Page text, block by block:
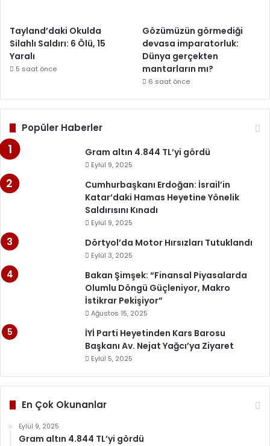
Tayland’daki Okulda
Silahlı Saldırı: 6 Ölü, 15
Yaralı
5 saat önce
Gözümüzün görmediği
devasa imparatorluk:
Dünya gerçekten
mantarların mı?
6 saat önce
Popüler Haberler
Gram altın 4.844 TL’yi gördü
Eylül 9, 2025
Cumhurbaşkanı Erdoğan: İsrail’in
Katar’daki Hamas Heyetine Yönelik
Saldırısını Kınadı
Eylül 9, 2025
Dörtyol’da Motor Hırsızları Tutuklandı
Eylül 3, 2025
Bakan Şimşek: “Finansal Piyasalarda
Olumlu Döngü Güçleniyor, Makro
İstikrar Pekişiyor”
Ağustos 15, 2025
İYİ Parti Heyetinden Kars Barosu
Başkanı Av. Nejat Yağcı’ya Ziyaret
Eylül 5, 2025
En Çok Okunanlar
Eylül 9, 2025
Gram altın 4.844 TL’yi gördü